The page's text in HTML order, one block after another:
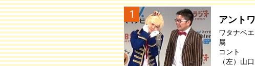
1 アント
ワタナベ
属
コント
（左）山